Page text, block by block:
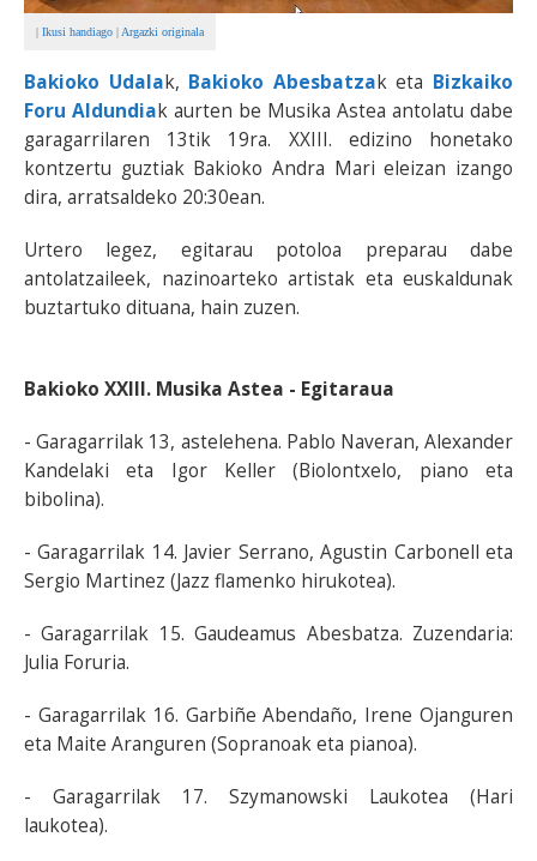
| Ikusi handiago | Argazki originala
Bakioko Udalak, Bakioko Abesbatzak eta Bizkaiko
Foru Aldundiak aurten be Musika Astea antolatu dabe
garagarrilaren 13tik 19ra. XXIII. edizino honetako
kontzertu guztiak Bakioko Andra Mari eleizan izango
dira, arratsaldeko 20:30ean.
Urtero legez, egitarau potoloa preparau dabe
antolatzaileek, nazinoarteko artistak eta euskaldunak
buztartuko dituana, hain zuzen.
Bakioko XXIII. Musika Astea - Egitaraua
- Garagarrilak 13, astelehena. Pablo Naveran, Alexander
Kandelaki eta Igor Keller (Biolontxelo, piano eta
bibolina).
- Garagarrilak 14. Javier Serrano, Agustin Carbonell eta
Sergio Martinez (Jazz flamenko hirukotea).
- Garagarrilak 15. Gaudeamus Abesbatza. Zuzendaria:
Julia Foruria.
- Garagarrilak 16. Garbiñe Abendaño, Irene Ojanguren
eta Maite Aranguren (Sopranoak eta pianoa).
- Garagarrilak 17. Szymanowski Laukotea (Hari
laukotea).